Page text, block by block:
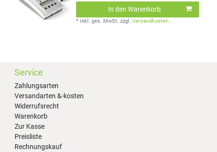
In den Warenkorb
* inkl. ges. MwSt. zzgl.Versandkosten
Service
Zahlungsarten
Versandarten &-kosten
Widerrufsrecht
Warenkorb
Zur Kasse
Preisliste
Rechnungskauf